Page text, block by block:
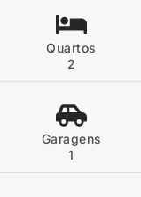
Quartos
2
Garagens
1